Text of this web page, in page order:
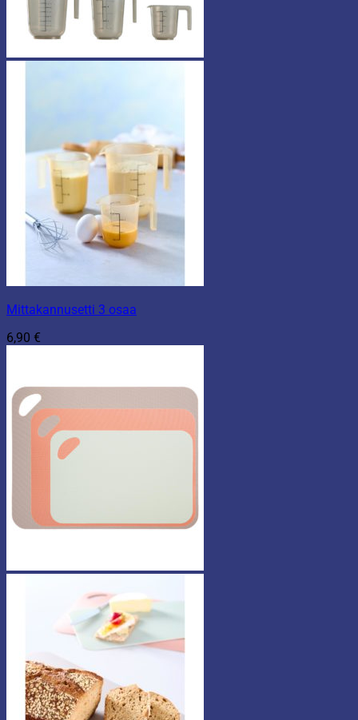
Mittakannusetti 3 osaa
6,90 €